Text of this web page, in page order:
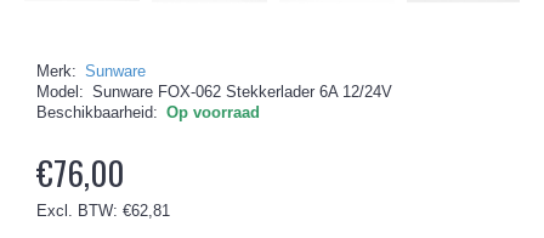
Merk: Sunware
Model: Sunware FOX-062 Stekkerlader 6A 12/24V
Beschikbaarheid: Op voorraad
€76,00
Excl. BTW: €62,81